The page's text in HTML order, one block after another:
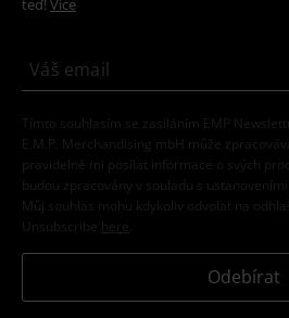
teď! Více
Tímto souhlasím se zasíláním EMP
E.M.P. Merchandising mbH může
pravidelně mi posílat informace o svých
budou zpracovány v souladu s ustanoveními
Můj souhlas mohu kdykoliv odvolat na
Unsubscribe here
Odebírat